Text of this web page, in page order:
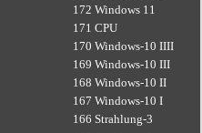
172 Windows 11
171 CPU
170 Windows-10 IIII
169 Windows-10 III
168 Windows-10 II
167 Windows-10 I
166 Strahlung-3